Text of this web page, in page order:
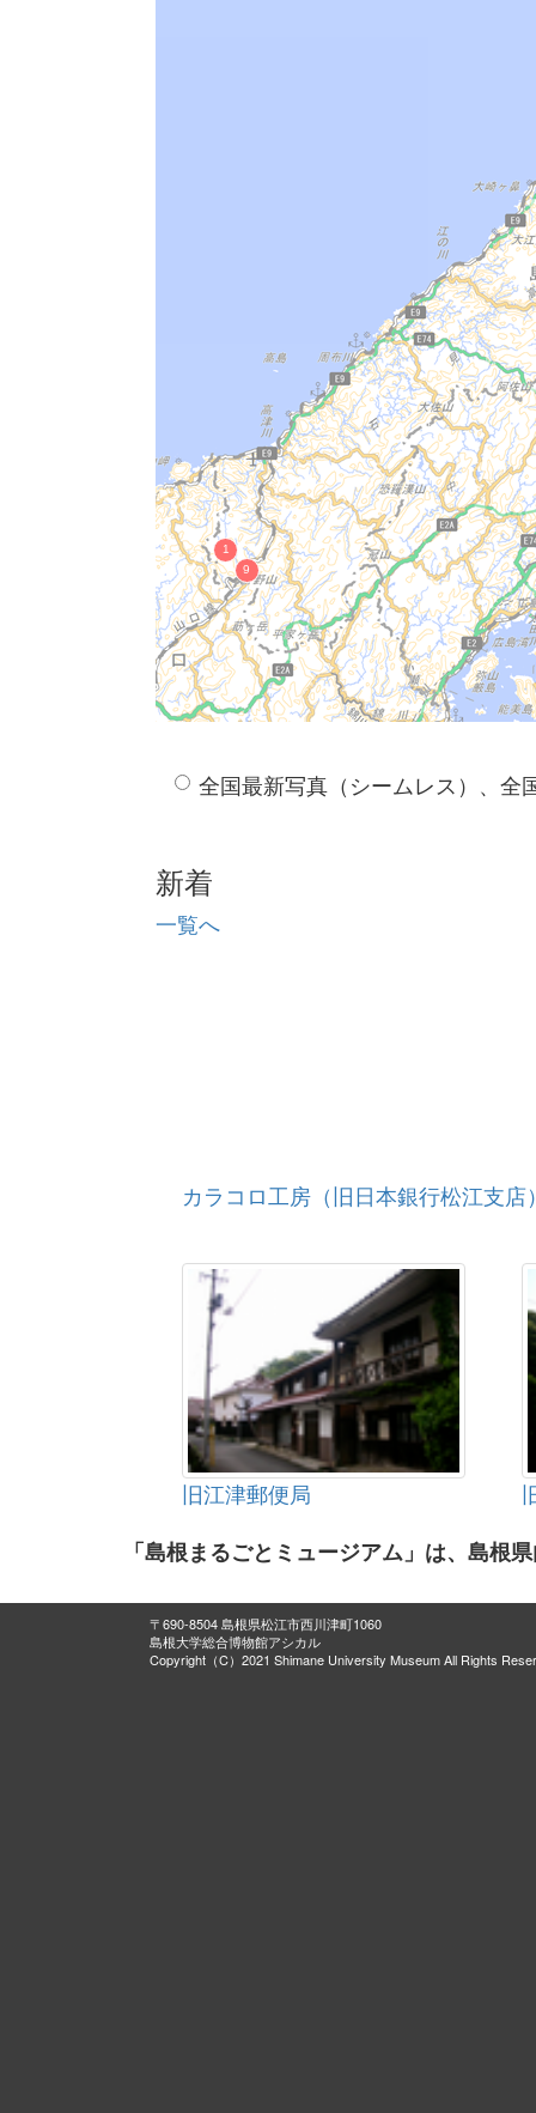
全国最新写真（シームレス）、全
新着
一覧へ
カラコロ工房（旧日本銀行松江支店
旧江津郵便局
「島根まるごとミュージアム」は、島根
〒690-8504 島根県松江市西川津町1060
島根大学総合博物館アシカル
Copyright（C）2021 Shimane University Museum All Rights